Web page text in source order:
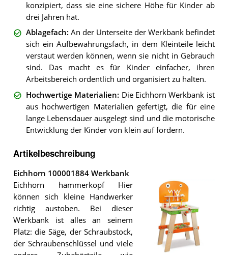
konzipiert, dass sie eine sichere Höhe für Kinder ab
drei Jahren hat.
Ablagefach: An der Unterseite der Werkbank befindet
sich ein Aufbewahrungsfach, in dem Kleinteile leicht
verstaut werden können, wenn sie nicht in Gebrauch
sind. Das macht es für Kinder einfacher, ihren
Arbeitsbereich ordentlich und organisiert zu halten.
Hochwertige Materialien: Die Eichhorn Werkbank ist
aus hochwertigen Materialien gefertigt, die für eine
lange Lebensdauer ausgelegt sind und die motorische
Entwicklung der Kinder von klein auf fördern.
Artikelbeschreibung
Eichhorn 100001884 Werkbank
Eichhorn hammerkopf Hier
können sich kleine Handwerker
richtig austoben. Bei dieser
Werkbank ist alles an seinem
Platz: die Säge, der Schraubstock,
der Schraubenschlüssel und viele